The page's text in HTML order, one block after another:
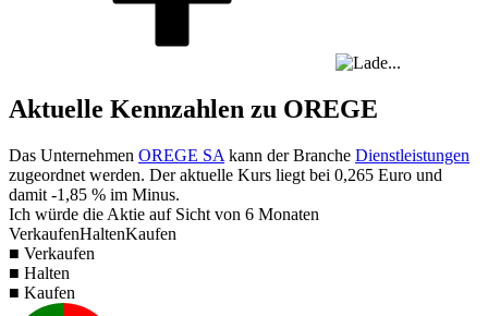
Aktuelle Kennzahlen zu OREGE
Das Unternehmen OREGE SA kann der Branche Dienstleistungen
zugeordnet werden. Der aktuelle Kurs liegt bei 0,265 Euro und
damit -1,85 % im Minus.
Ich würde die Aktie auf Sicht von 6 Monaten
VerkaufenHaltenKaufen
■ Verkaufen
■ Halten
■ Kaufen